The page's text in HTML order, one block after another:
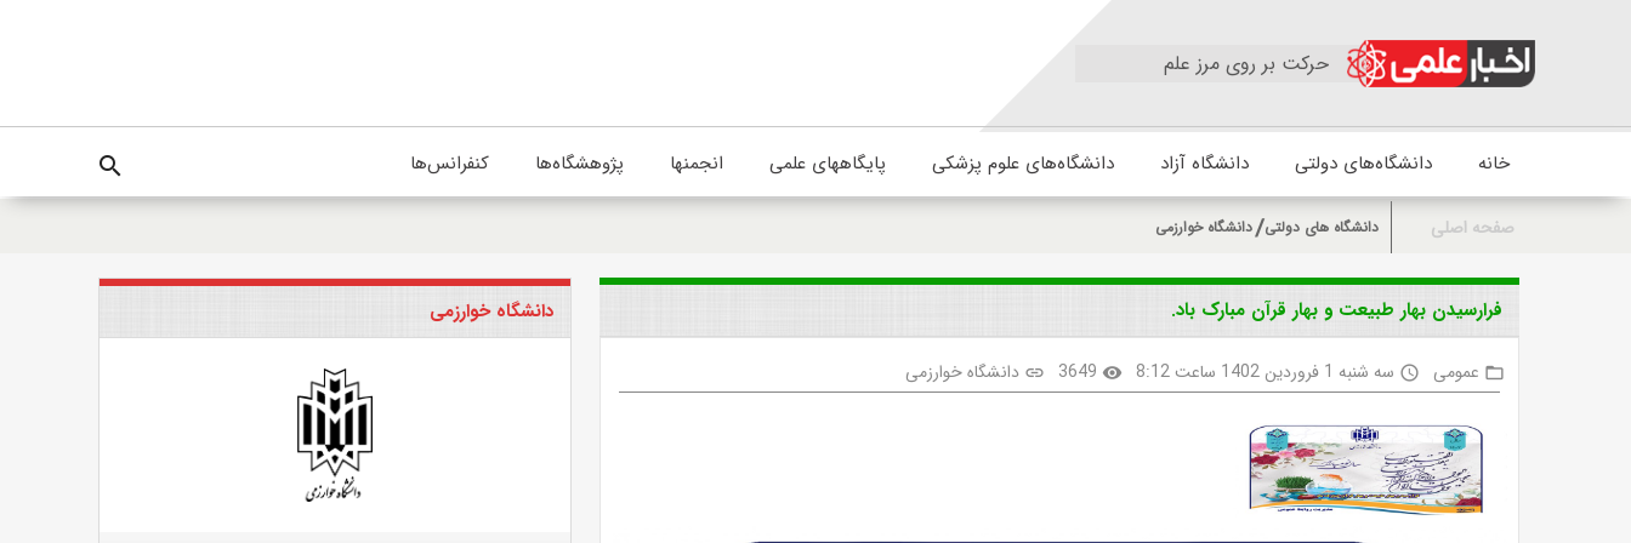
حرکت بر روی مرز علم
خانه دانشگاه‌های دولتی دانشگاه آزاد دانشگاه‌های علوم پزشکی پایگاههای علمی انجمنها پژوهشگاه‌ها کنفرانس‌ها search
صفحه اصلی دانشگاه های دولتی دانشگاه خوارزمی
فرارسیدن بهار طبیعت و بهار قرآن مبارک باد.
folder_open عمومی access_time سه شنبه 1 فروردین 1402 ساعت 8:12 visibility
3649
link دانشگاه خوارزمی
دانشگاه خوارزمی